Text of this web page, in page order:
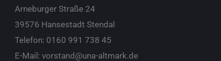
Arneburger Straße 24
39576 Hansestadt Stendal
Telefon: 0160 991 738 45
E-Mail: vorstand@una-altmark.de